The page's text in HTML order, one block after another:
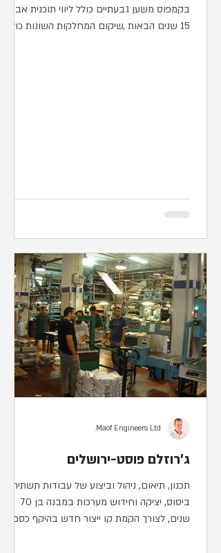
בקמפוס משען גבעתיים כולל ליווי תוכנית אב ל
15 שנים הבאות ,שיקום המחלקות השונות כולל...
ג'רוזלם פוסט-ירושלים
תכנון, תיאום, ניהול וביצוע של עבודות תשתית,
ביסוס, יציקה וחידוש מערכות במבנה בן 70
שנים, לצורך הקמת קו ייצור חדש בהיקף כספי
Maof Engineers Ltd.